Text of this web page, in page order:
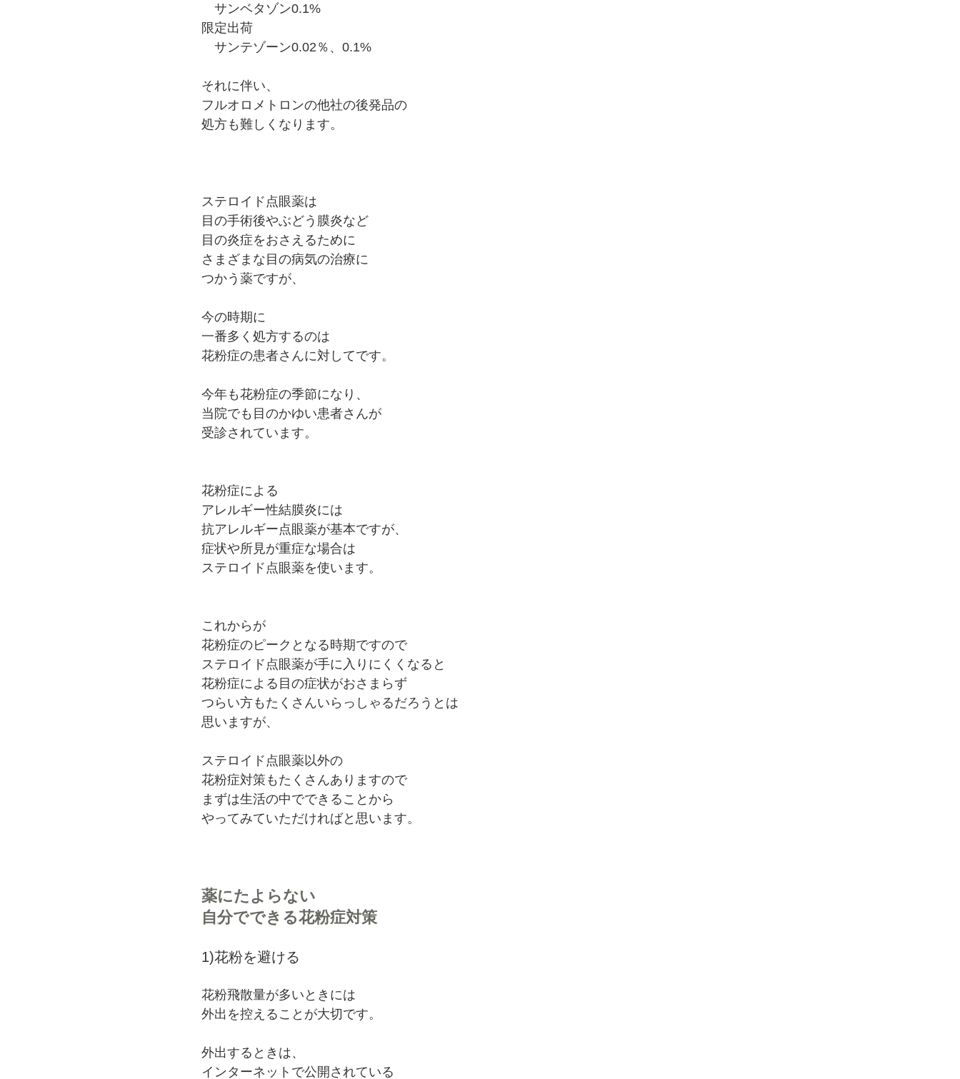
サンベタゾン0.1%
限定出荷
サンテゾーン0.02％、0.1%
それに伴い、
フルオロメトロンの他社の後発品の
処方も難しくなります。
ステロイド点眼薬は
目の手術後やぶどう膜炎など
目の炎症をおさえるために
さまざまな目の病気の治療に
つかう薬ですが、
今の時期に
一番多く処方するのは
花粉症の患者さんに対してです。
今年も花粉症の季節になり、
当院でも目のかゆい患者さんが
受診されています。
花粉症による
アレルギー性結膜炎には
抗アレルギー点眼薬が基本ですが、
症状や所見が重症な場合は
ステロイド点眼薬を使います。
これからが
花粉症のピークとなる時期ですので
ステロイド点眼薬が手に入りにくくなると
花粉症による目の症状がおさまらず
つらい方もたくさんいらっしゃるだろうとは
思いますが、
ステロイド点眼薬以外の
花粉症対策もたくさんありますので
まずは生活の中でできることから
やってみていただければと思います。
薬にたよらない
自分でできる花粉症対策
1)花粉を避ける
花粉飛散量が多いときには
外出を控えることが大切です。
外出するときは、
インターネットで公開されている